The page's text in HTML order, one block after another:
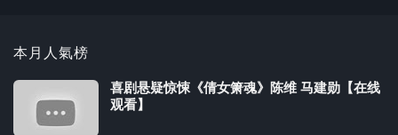
本月人氣榜
喜剧悬疑惊悚《倩女箫魂》陈维 马建勋【在线
观看】